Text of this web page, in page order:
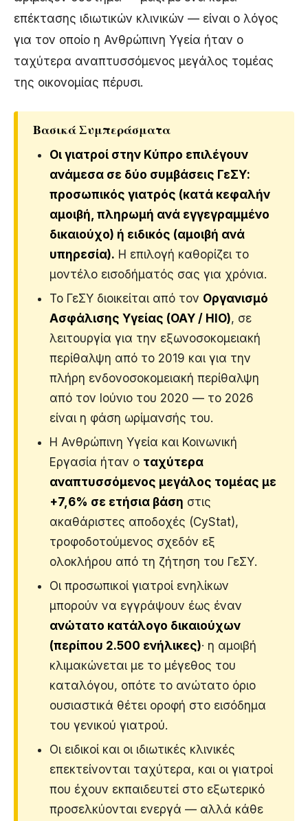
επέκτασης ιδιωτικών κλινικών — είναι ο λόγος
για τον οποίο η Ανθρώπινη Υγεία ήταν ο
ταχύτερα αναπτυσσόμενος μεγάλος τομέας
της οικονομίας πέρυσι.
Βασικά Συμπεράσματα
Οι γιατροί στην Κύπρο επιλέγουν
ανάμεσα σε δύο συμβάσεις ΓεΣΥ:
προσωπικός γιατρός (κατά κεφαλήν
αμοιβή, πληρωμή ανά εγγεγραμμένο
δικαιούχο) ή ειδικός (αμοιβή ανά
υπηρεσία). Η επιλογή καθορίζει το
μοντέλο εισοδήματός σας για χρόνια.
Το ΓεΣΥ διοικείται από τον Οργανισμό
Ασφάλισης Υγείας (ΟΑΥ / HIO), σε
λειτουργία για την εξωνοσοκομειακή
περίθαλψη από το 2019 και για την
πλήρη ενδονοσοκομειακή περίθαλψη
από τον Ιούνιο του 2020 — το 2026
είναι η φάση ωρίμανσής του.
Η Ανθρώπινη Υγεία και Κοινωνική
Εργασία ήταν ο ταχύτερα
αναπτυσσόμενος μεγάλος τομέας με
+7,6% σε ετήσια βάση στις
ακαθάριστες αποδοχές (CyStat),
τροφοδοτούμενος σχεδόν εξ
ολοκλήρου από τη ζήτηση του ΓεΣΥ.
Οι προσωπικοί γιατροί ενηλίκων
μπορούν να εγγράψουν έως έναν
ανώτατο κατάλογο δικαιούχων
(περίπου 2.500 ενήλικες)· η αμοιβή
κλιμακώνεται με το μέγεθος του
καταλόγου, οπότε το ανώτατο όριο
ουσιαστικά θέτει οροφή στο εισόδημα
του γενικού γιατρού.
Οι ειδικοί και οι ιδιωτικές κλινικές
επεκτείνονται ταχύτερα, και οι γιατροί
που έχουν εκπαιδευτεί στο εξωτερικό
προσελκύονται ενεργά — αλλά κάθε